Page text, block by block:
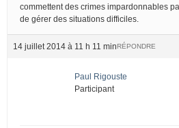
commettent des crimes impardonnables
de gérer des situations difficiles.
14 juillet 2014 à 11 h 11 minRÉPONDRE
Paul Rigouste
Participant